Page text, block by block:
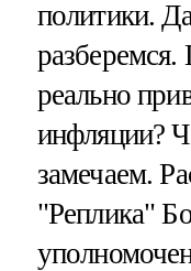
политики.
реально
инфляции?
замечаем.
"Реплика"